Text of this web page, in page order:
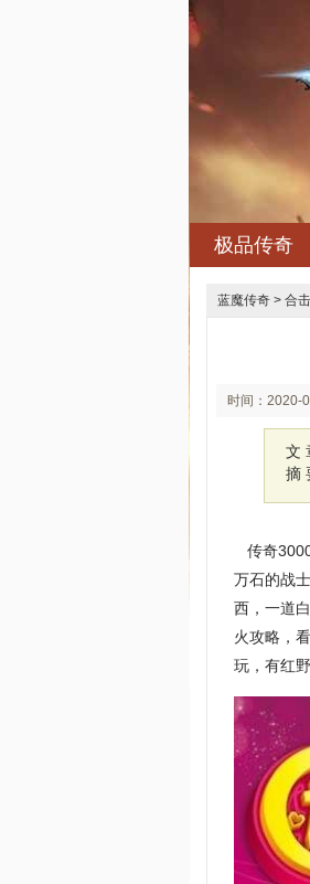
极品传奇
蓝魔传奇 > 合
时间：2020-
文
摘
传奇
万石的战
西，一道
火攻略，
玩，有红